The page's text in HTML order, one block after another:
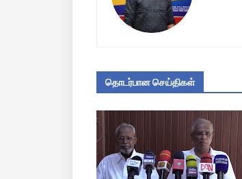
தொடர்பான செய்திகள்